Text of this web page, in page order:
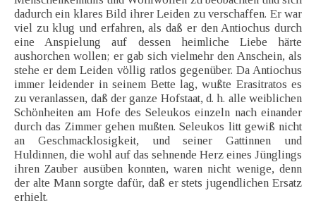
dadurch ein klares Bild ihrer Leiden zu verschaffen. Er war
viel zu klug und erfahren, als daß er den Antiochus durch
eine Anspielung auf dessen heimliche Liebe härte
aushorchen wollen; er gab sich vielmehr den Anschein, als
stehe er dem Leiden völlig ratlos gegenüber. Da Antiochus
immer leidender in seinem Bette lag, wußte Erasitratos es
zu veranlassen, daß der ganze Hofstaat, d. h. alle weiblichen
Schönheiten am Hofe des Seleukos einzeln nach einander
durch das Zimmer gehen mußten. Seleukos litt gewiß nicht
an Geschmacklosigkeit, und seiner Gattinnen und
Huldinnen, die wohl auf das sehnende Herz eines Jünglings
ihren Zauber ausüben konnten, waren nicht wenige, denn
der alte Mann sorgte dafür, daß er stets jugendlichen Ersatz
erhielt.